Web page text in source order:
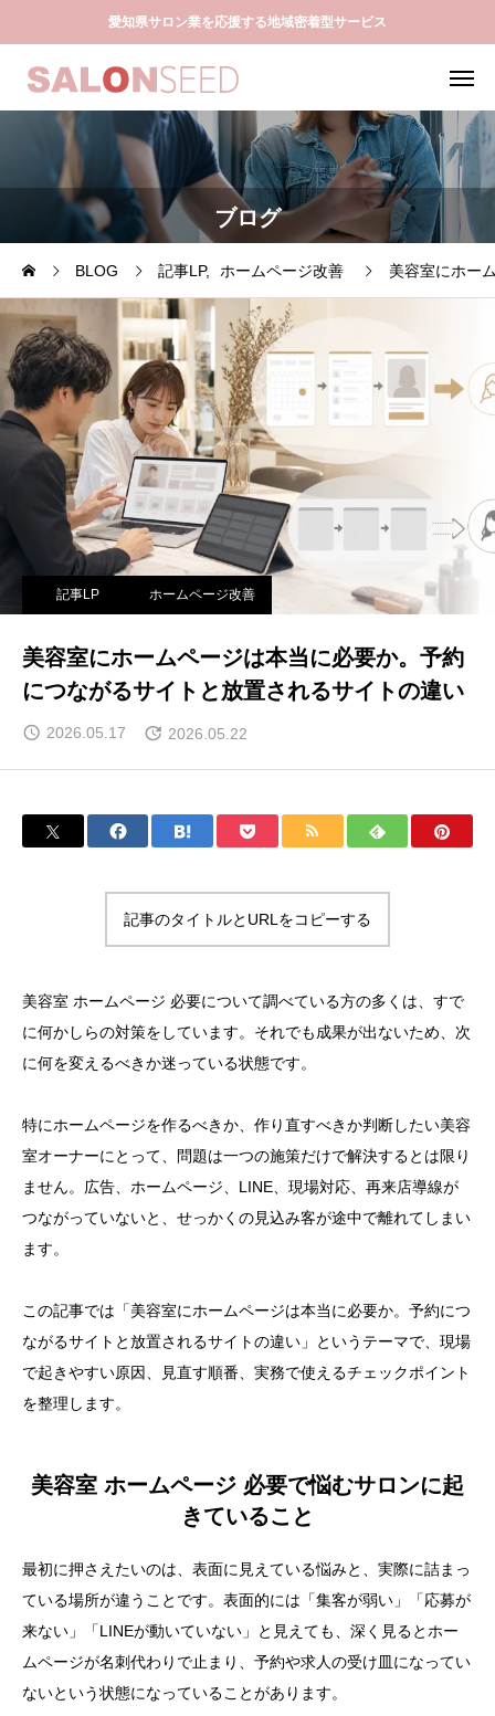
愛知県サロン業を応援する地域密着型サービス
ブログ
BLOG 記事LP ホームページ改善 美容室にホー
記事LP ホームページ改善
美容室にホームページは本当に必要か。予約
につながるサイトと放置されるサイトの違い
2026.05.17 2026.05.22
記事のタイトルとURLをコピーする
美容室 ホームページ 必要について調べている方の多くは、すで
に何かしらの対策をしています。それでも成果が出ないため、次
に何を変えるべきか迷っている状態です。
特にホームページを作るべきか、作り直すべきか判断したい美容
室オーナーにとって、問題は一つの施策だけで解決するとは限り
ません。広告、ホームページ、LINE、現場対応、再来店導線が
つながっていないと、せっかくの見込み客が途中で離れてしまい
ます。
この記事では「美容室にホームページは本当に必要か。予約につ
ながるサイトと放置されるサイトの違い」というテーマで、現場
で起きやすい原因、見直す順番、実務で使えるチェックポイント
を整理します。
美容室 ホームページ 必要で悩むサロンに起
きていること
最初に押さえたいのは、表面に見えている悩みと、実際に詰まっ
ている場所が違うことです。表面的には「集客が弱い」「応募が
来ない」「LINEが動いていない」と見えても、深く見るとホー
ムページが名刺代わりで止まり、予約や求人の受け皿になってい
ないという状態になっていることがあります。